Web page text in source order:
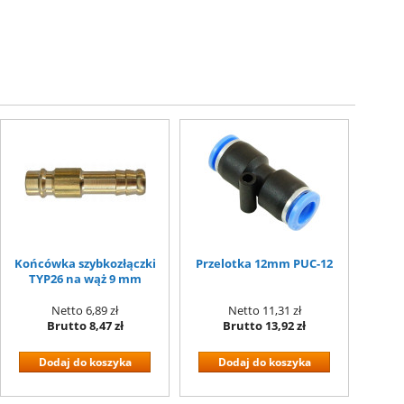
Końcówka szybkozłączki
TYP26 na wąż 9 mm
Netto 6,89 zł
Brutto8,47 zł
Dodaj do koszyka
Przelotka 12mm PUC-12
Netto 11,31 zł
Brutto 13,92 zł
Dodaj do koszyka